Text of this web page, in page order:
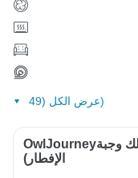
عرض الكل (49)
OwlJourneyالمشروع (بما في ذلك وجبة
الإفطار)